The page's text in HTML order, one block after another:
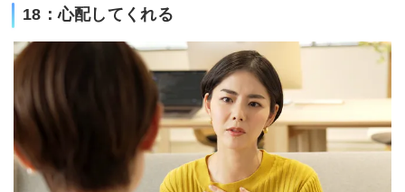
18：心配してくれる